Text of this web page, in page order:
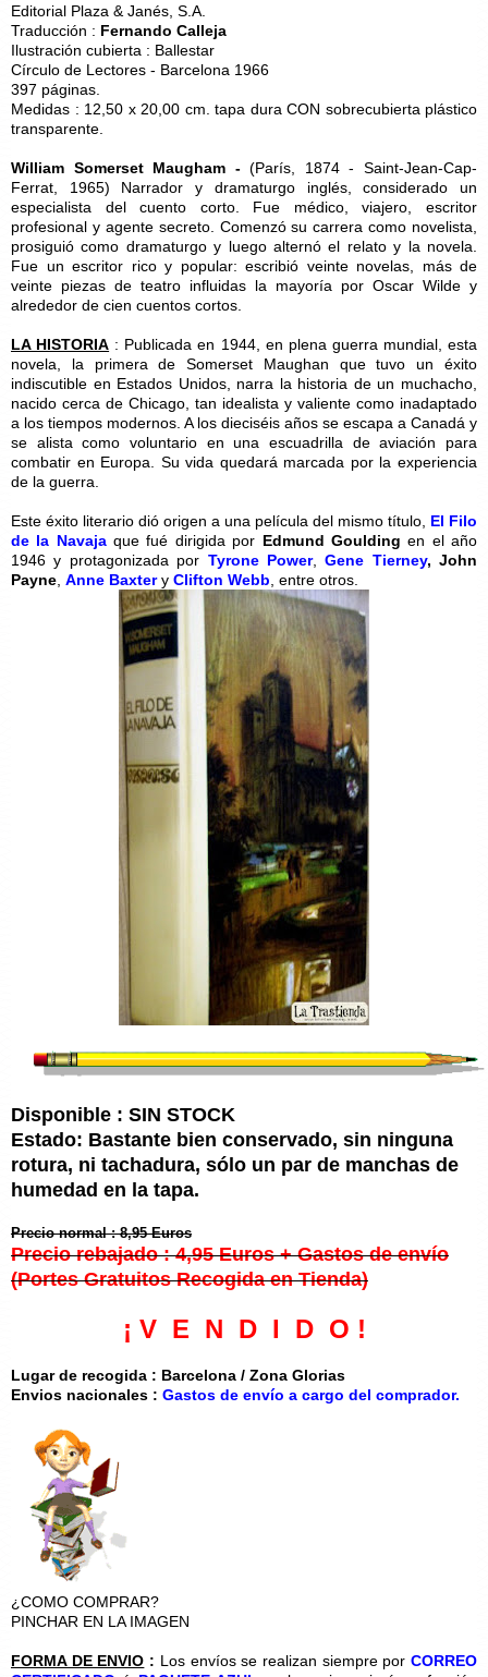
Editorial Plaza & Janés, S.A.
Traducción : Fernando Calleja
Ilustración cubierta : Ballestar
Círculo de Lectores - Barcelona 1966
397 páginas.
Medidas : 12,50 x 20,00 cm. tapa dura CON sobrecubierta plástico
transparente.
William Somerset Maugham -(París, 1874 - Saint-Jean-Cap-
Ferrat, 1965) Narrador y dramaturgo inglés, considerado un
especialista del cuento corto. Fue médico, viajero, escritor
profesional y agente secreto. Comenzó su carrera como novelista,
prosiguió como dramaturgo y luego alternó el relato y la novela.
Fue un escritor rico y popular: escribió veinte novelas, más de
veinte piezas de teatro influidas la mayoría por Oscar Wilde y
alrededor de cien cuentos cortos.
LA HISTORIA : Publicada en 1944, en plena guerra mundial, esta
novela, la primera de Somerset Maughan que tuvo un éxito
indiscutible en Estados Unidos, narra la historia de un muchacho,
nacido cerca de Chicago, tan idealista y valiente como inadaptado
a los tiempos modernos. A los dieciséis años se escapa a Canadá y
se alista como voluntario en una escuadrilla de aviación para
combatir en Europa. Su vida quedará marcada por la experiencia
de la guerra.
Este éxito literario dió origen a una película del mismo título, El Filo
de la Navajaque fué dirigida por Edmund Goulding en el año
1946 y protagonizada por Tyrone Power,Gene Tierney, John
Payne Anne Baxtery Clifton Webb , entre otros.
Disponible : SIN STOCK
Estado: Bastante bien conservado, sin ninguna
rotura, ni tachadura, sólo un par de manchas de
humedad en la tapa.
Precio normal : 8,95 Euros
Precio rebajado : 4,95 Euros + Gastos de envío
(Portes Gratuitos Recogida en Tienda)
¡ V E N D I D O !
Lugar de recogida : Barcelona / Zona Glorias
Envios nacionales : Gastos de envío a cargo del comprador.
¿COMO COMPRAR?
PINCHAR EN LA IMAGEN
FORMA DE ENVIO : Los envíos se realizan siempre porCORREO